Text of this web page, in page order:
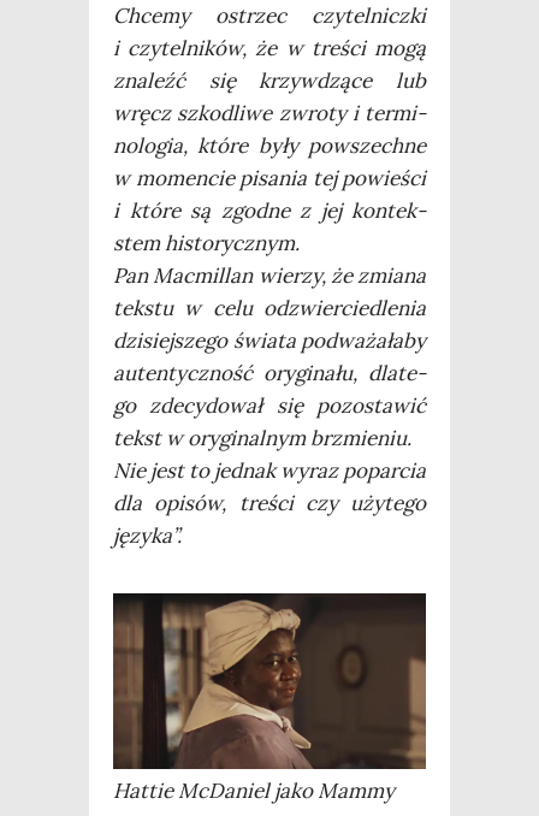
Chce­my ostrzec czy­tel­nicz­ki
i czy­tel­ni­ków, że w tre­ści mogą
zna­leźć się krzyw­dzą­ce lub
wręcz szko­dli­we zwro­ty i ter­mi­
no­lo­gia, któ­re były powszech­ne
w momen­cie pisa­nia tej powie­ści
i któ­re są zgod­ne z jej kon­tek­
stem histo­rycz­nym.
Pan Mac­mil­lan wie­rzy, że zmia­na
tek­stu w celu odzwier­cie­dle­nia
dzi­siej­sze­go świa­ta pod­wa­ża­ła­by
auten­tycz­ność ory­gi­na­łu, dla­te­
go zde­cy­do­wał się pozo­sta­wić
tekst w ory­gi­nal­nym brzmie­niu.
Nie jest to jed­nak wyraz popar­cia
dla opi­sów, tre­ści czy uży­te­go
języka”.
Hat­tie McDa­niel jako Mammy